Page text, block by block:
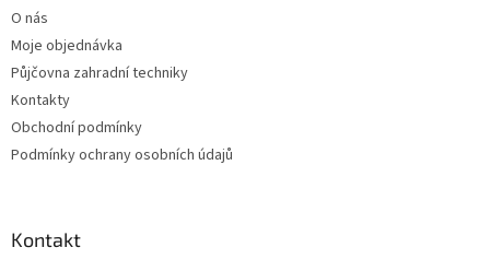
O nás
Moje objednávka
Půjčovna zahradní techniky
Kontakty
Obchodní podmínky
Podmínky ochrany osobních údajů
Kontakt